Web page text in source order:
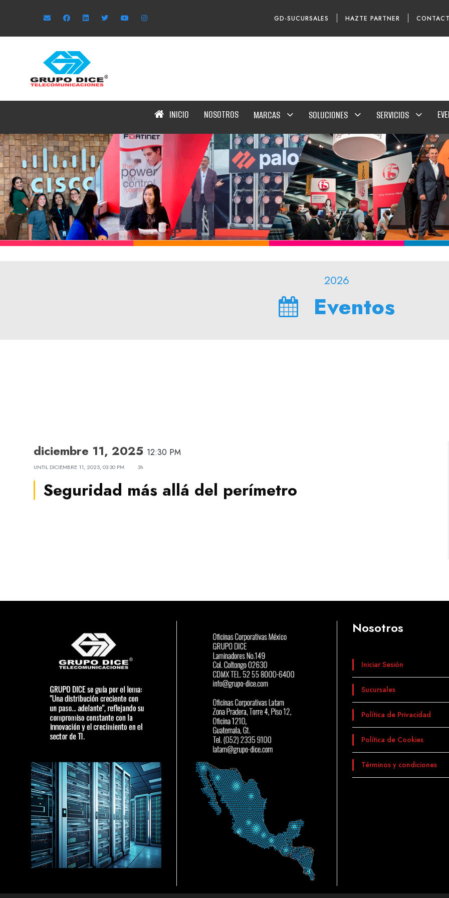
GD-SUCURSALES HAZTE PARTNER
INICIO NOSOTROS MARCAS SOLUCIONES SERVICIOS
2026
Eventos
diciembre 11, 2025 12:30 PM
UNTIL DICIEMBRE 11, 2025, 03:30 PM 3h
Seguridad más allá del perímetro
Nosotros
Iniciar Sesión
Sucursales
Política de Privacidad
Política de Cookies
Términos y condiciones